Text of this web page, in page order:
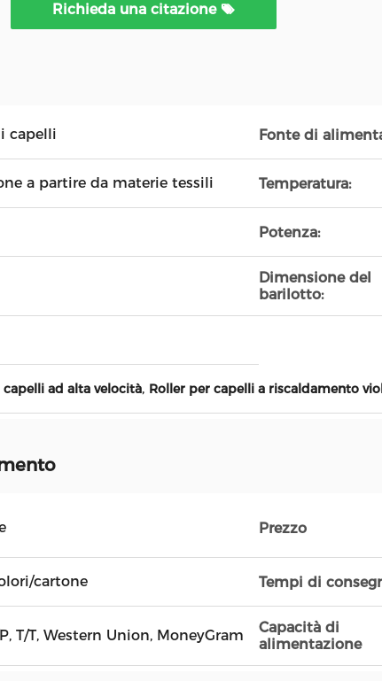
Richieda una citazione
capelli Fonte di
a partire da materie tessili Temperatura:
Potenza:
Dimensione del
barilotto:
ad alta velocità, Roller per capelli a riscaldamento
Prezzo
cartone Tempi di
T/T, Western Union, MoneyGram
Capacità di
alimentazione